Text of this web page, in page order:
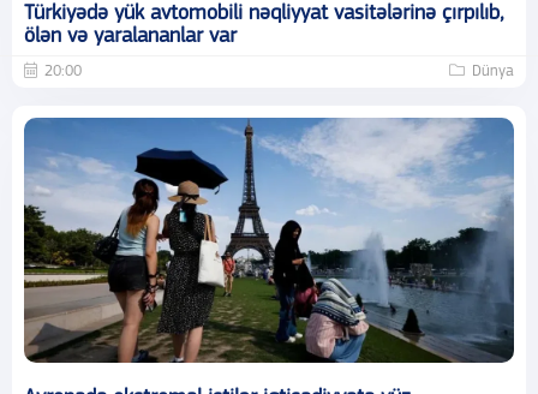
Türkiyədə yük avtomobili nəqliyyat vasitələrinə çırpılıb,
ölən və yaralananlar var
20:00 Dünya